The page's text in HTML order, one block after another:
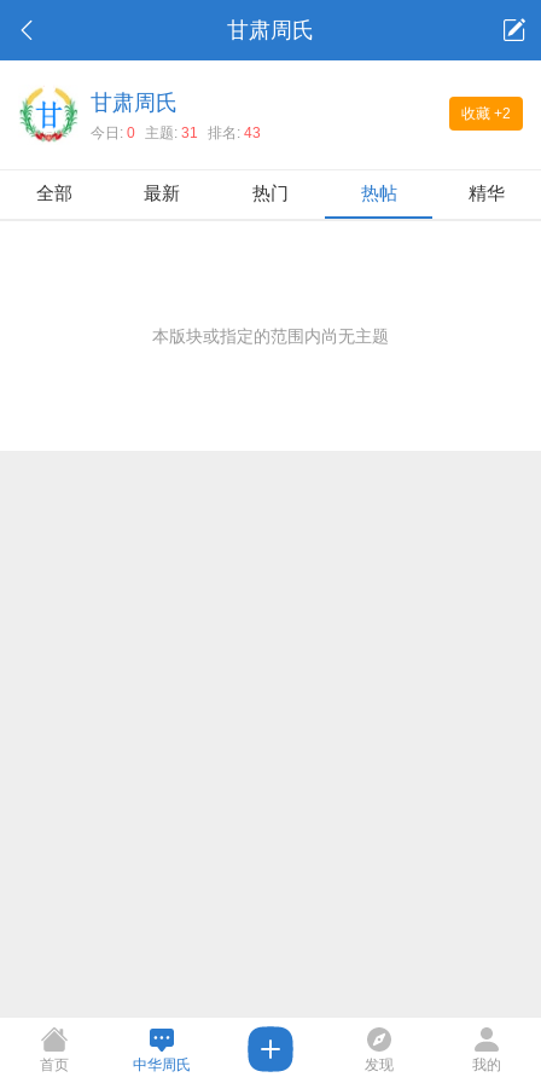
甘肃周氏
收藏 +2
甘肃周氏
今日: 0 主题: 31 排名: 43
全部 最新 热门 热帖 精华
本版块或指定的范围内尚无主题
首页 中华周氏 发现 我的